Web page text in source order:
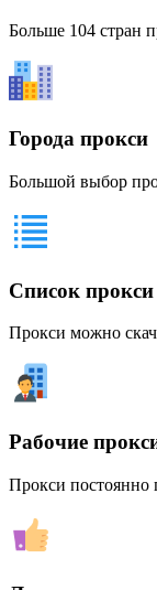
Больше 104 стран
Города прокси
Большой выбор
Список прокси
Прокси можно
Рабочие
Прокси постоянно